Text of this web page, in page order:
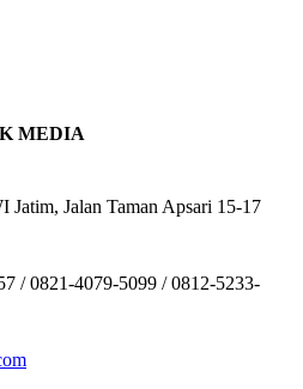
MEDIA
Jatim, Jalan Taman Apsari 15-17
/ 0821-4079-5099 / 0812-5233-